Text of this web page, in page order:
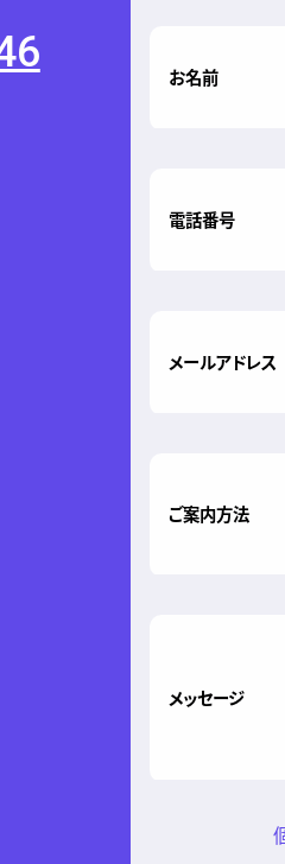
お名前
電話番号
メールアドレス
ご案内方法
メッセージ